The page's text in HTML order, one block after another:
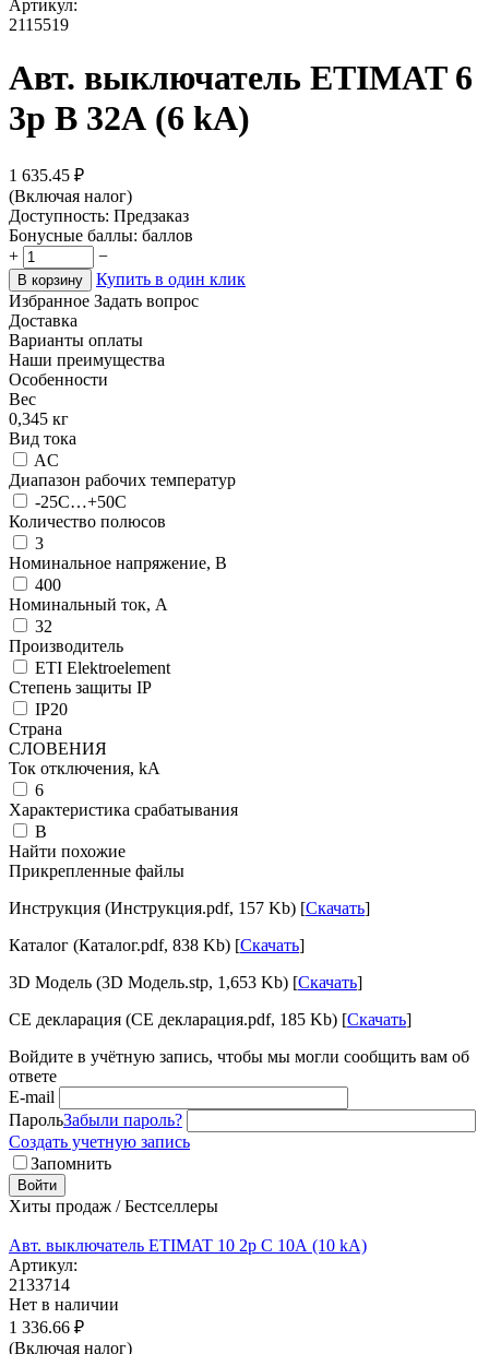
Артикул:
2115519
Авт. выключатель ETIMAT 6
3p B 32А (6 kA)
1 635.45 ₽
(Включая налог)
Доступность: Предзаказ
Бонусные баллы: баллов
+
−
В корзину
Купить в один клик
Избранное Задать вопрос
Доставка
Варианты оплаты
Наши преимущества
Особенности
Вес
0,345 кг
Вид тока
AC
Диапазон рабочих температур
-25С…+50С
Количество полюсов
3
Номинальное напряжение, В
400
Номинальный ток, А
32
Производитель
ETI Elektroelement
Степень защиты IP
IP20
Страна
СЛОВЕНИЯ
Ток отключения, kА
6
Характеристика срабатывания
B
Найти похожие
Прикрепленные файлы
Инструкция (Инструкция.pdf, 157 Kb) [Скачать]
Каталог (Каталог.pdf, 838 Kb) [Скачать]
3D Модель (3D Модель.stp, 1,653 Kb) [Скачать]
CE декларация (CE декларация.pdf, 185 Kb) [Скачать]
Войдите в учётную запись, чтобы мы могли сообщить вам об
ответе
E-mail
ПарольЗабыли пароль?
Создать учетную запись
Запомнить
Войти
Хиты продаж / Бестселлеры
Авт. выключатель ETIMAT 10 2p C 10А (10 kA)
Артикул:
2133714
Нет в наличии
1 336.66 ₽
(Включая налог)